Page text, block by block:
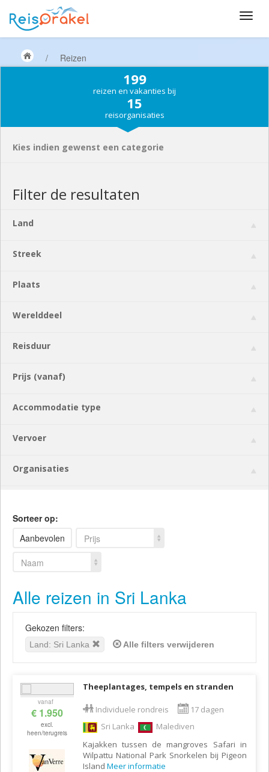
/ Reizen
199
reizen en vakanties bij
15
reisorganisaties
Kies indien gewenst een categorie
Filter de resultaten
Land
Streek
Plaats
Werelddeel
Reisduur
Prijs (vanaf)
Accommodatie type
Vervoer
Organisaties
Sorteer op:
Aanbevolen
Prijs
Naam
Alle reizen in Sri Lanka
Gekozen filters:
Land: Sri Lanka Alle filters verwijderen
vanaf
€ 1.950
excl.
heen/terugreis
Theeplantages, tempels en stranden
Individuele rondreis
17 dagen
Sri Lanka
Malediven
Kajakken tussen de mangroves Safari in
Wilpattu National Park Snorkelen bij Pigeon
Island Meer informatie